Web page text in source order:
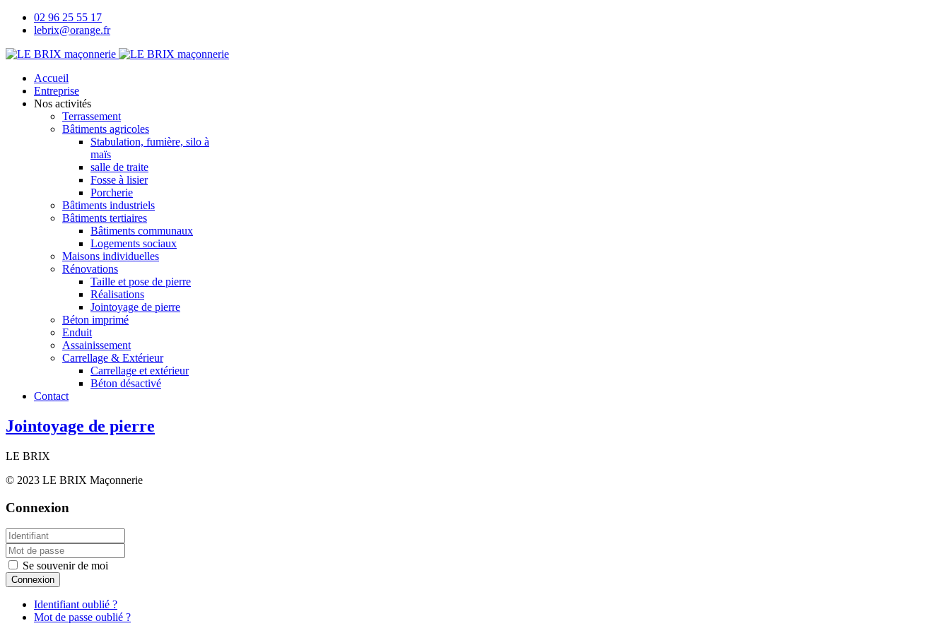
02 96 25 55 17
lebrix@orange.fr
Accueil
Entreprise
Nos activités
Terrassement
Bâtiments agricoles
Stabulation, fumière, silo à
maïs
salle de traite
Fosse à lisier
Porcherie
Bâtiments industriels
Bâtiments tertiaires
Bâtiments communaux
Logements sociaux
Maisons individuelles
Rénovations
Taille et pose de pierre
Réalisations
Jointoyage de pierre
Béton imprimé
Enduit
Assainissement
Carrellage & Extérieur
Carrellage et extérieur
Béton désactivé
Contact
Jointoyage de pierre
LE BRIX
© 2023 LE BRIX Maçonnerie
Connexion
Se souvenir de moi
Connexion
Identifiant oublié ?
Mot de passe oublié ?